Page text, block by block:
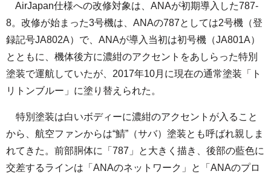
AirJapan仕様への改修対象は、ANAが初期導入した787-
8。改修が始まった3号機は、ANAの787としては2号機（登
録記号JA802A）で、ANAが導入当初は初号機（JA801A）
とともに、機体後方に濃紺のアクセントをあしらった特別
塗装で運航していたが、2017年10月に現在の通常塗装「ト
リトンブルー」に塗り替えられた。
特別塗装は白いボディーに濃紺のアクセントが入ること
から、航空ファンからは“鯖”（サバ）塗装とも呼ばれ親しま
れてきた。前部胴体に「787」と大きく描き、後部の藍色に
交差するラインは「ANAのネットワーク」と「ANAのプロ